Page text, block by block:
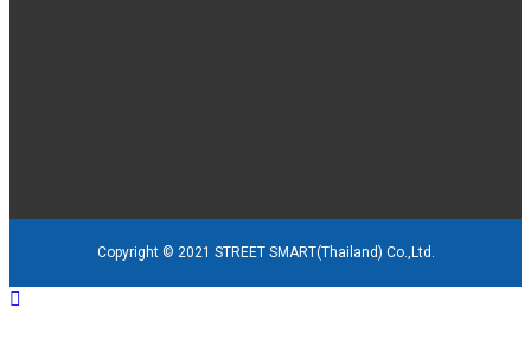
Copyright © 2021 STREET SMART(Thailand) Co.,Ltd.